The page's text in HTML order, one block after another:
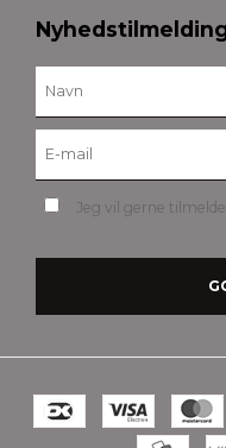
Jeg vil gerne